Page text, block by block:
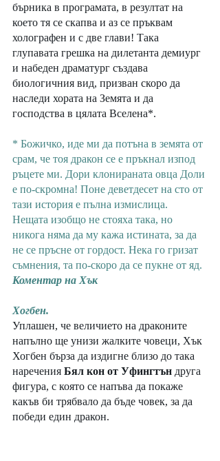
бърника в програмата, в резултат на
което тя се скапва и аз се пръквам
холографен и с две глави! Така
глупавата грешка на дилетанта демиург
и набеден драматург създава
биологичния вид, призван скоро да
наследи хората на Земята и да
господства в цялата Вселена*.
* Божичко, иде ми да потъна в земята от
срам, че тоя дракон се е пръкнал изпод
ръцете ми. Дори клонираната овца Доли
е по-скромна! Поне деветдесет на сто от
тази история е пълна измислица.
Нещата изобщо не стояха така, но
никога няма да му кажа истината, за да
не се пръсне от гордост. Нека го гризат
съмнения, та по-скоро да се пукне от яд.
Коментар на Хък
Хогбен.
Уплашен, че величието на драконите
напълно ще унизи жалките човеци, Хък
Хогбен бърза да издигне близо до така
наречения Бял кон от Уфингтън друга
фигура, с която се напъва да покаже
какъв би трябвало да бъде човек, за да
победи един дракон.